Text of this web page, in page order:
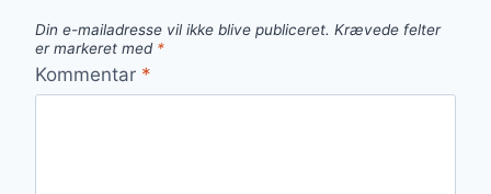
Din e-mailadresse vil ikke blive publiceret. Krævede felter
er markeret med *
Kommentar *